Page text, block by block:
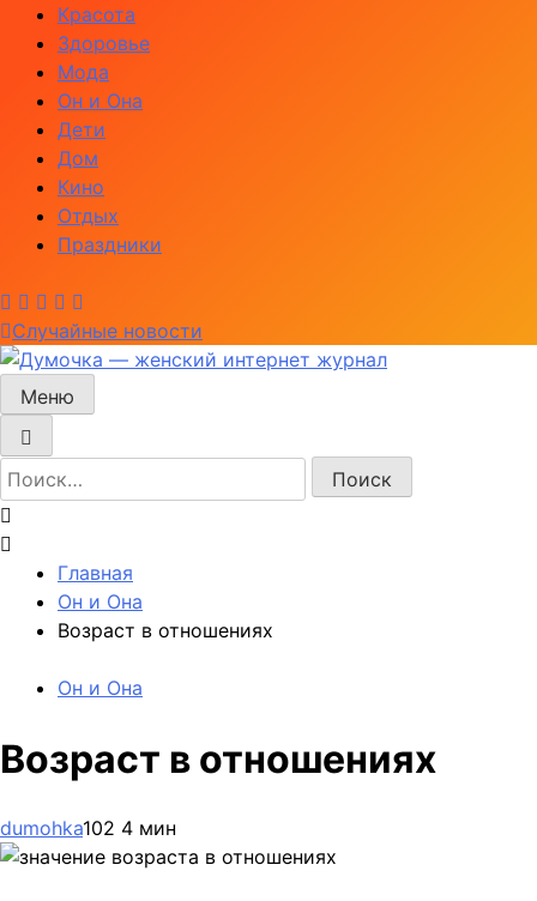
Перейти
содержимому
Красота
Здоровье
Мода
Он и Она
Дети
Дом
Кино
Отдых
Праздники
Случайные новости
Думочка — женский интернет журнал
женский интернет журнал — мода, рецепты красоты,
здоровья, отношения между мужчиной и женщиной,
отношения в семье и многое другое
Меню
Найти:
Главная
Он и Она
Возраст в отношениях
Он и Она
Возраст в отношениях
dumohka102 4 мин